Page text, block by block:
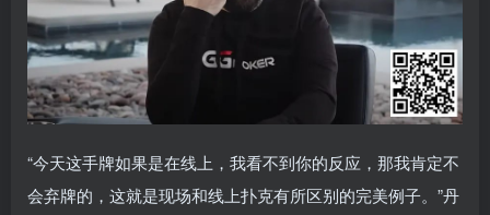
“今天这手牌如果是在线上，我看不到你的反应，那我肯定不
会弃牌的，这就是现场和线上扑克有所区别的完美例子。”丹